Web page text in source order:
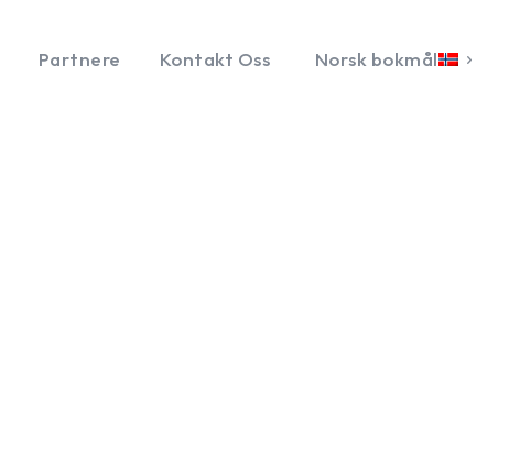
Partnere Kontakt Oss Norsk bokmål